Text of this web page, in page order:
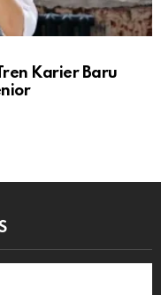
Karier Baru